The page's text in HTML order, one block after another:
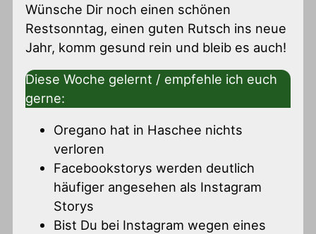
Wünsche Dir noch einen schönen
Restsonntag, einen guten Rutsch ins neue
Jahr, komm gesund rein und bleib es auch!
Diese Woche gelernt / empfehle ich euch
gerne:
Oregano hat in Haschee nichts
verloren
Facebookstorys werden deutlich
häufiger angesehen als Instagram
Storys
Bist Du bei Instagram wegen eines